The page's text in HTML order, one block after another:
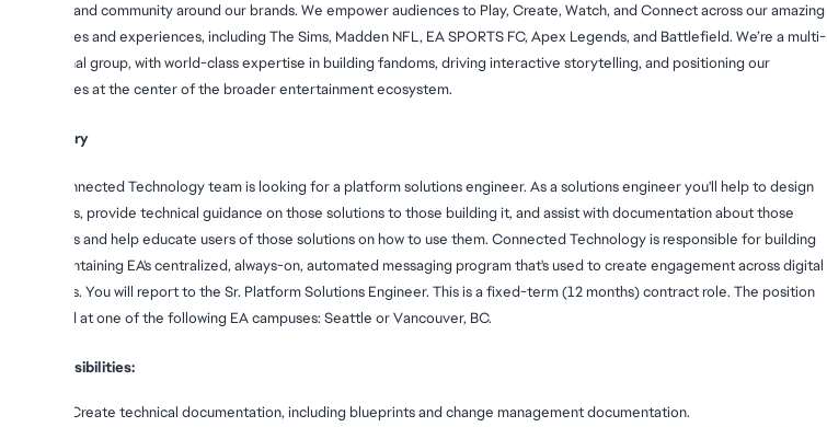
culture, and community around our brands. We empower audiences to Play, Create, Watch, and Connect across our amazing
franchises and experiences, including The Sims, Madden NFL, EA SPORTS FC, Apex Legends, and Battlefield. We’re a multi-
functional group, with world-class expertise in building fandoms, driving interactive storytelling, and positioning our
franchises at the center of the broader entertainment ecosystem.
Summary
The Connected Technology team is looking for a platform solutions engineer. As a solutions engineer you'll help to design
solutions, provide technical guidance on those solutions to those building it, and assist with documentation about those
solutions and help educate users of those solutions on how to use them. Connected Technology is responsible for building
and maintaining EA's centralized, always-on, automated messaging program that's used to create engagement across digital
channels. You will report to the Sr. Platform Solutions Engineer. This is a fixed-term (12 months) contract role. The position
is hybrid at one of the following EA campuses: Seattle or Vancouver, BC.
Responsibilities:
Create technical documentation, including blueprints and change management documentation.